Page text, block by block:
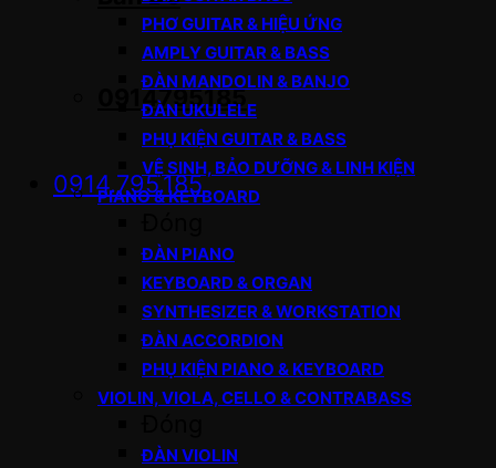
0914795185
0914.795.185
PHƠ GUITAR & HIỆU ỨNG
AMPLY GUITAR & BASS
ĐÀN MANDOLIN & BANJO
ĐÀN UKULELE
PHỤ KIỆN GUITAR & BASS
VỆ SINH, BẢO DƯỠNG & LINH KIỆN
PIANO & KEYBOARD
ĐÀN PIANO
KEYBOARD & ORGAN
SYNTHESIZER & WORKSTATION
ĐÀN ACCORDION
PHỤ KIỆN PIANO & KEYBOARD
VIOLIN, VIOLA, CELLO & CONTRABASS
ĐÀN VIOLIN